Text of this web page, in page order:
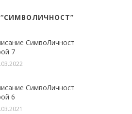
СимвоЛичност
7
СимвоЛичност
6